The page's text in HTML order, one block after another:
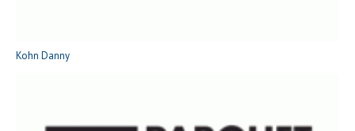
Kohn Danny